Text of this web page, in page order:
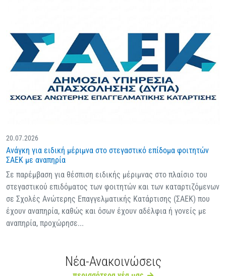
20.07.2026
Ανάγκη για ειδική μέριμνα στο στεγαστικό επίδομα φοιτητών
ΣΑΕΚ με αναπηρία
Σε παρέμβαση για θέσπιση ειδικής μέριμνας στο πλαίσιο του
στεγαστικού επιδόματος των φοιτητών και των καταρτιζόμενων
σε Σχολές Ανώτερης Επαγγελματικής Κατάρτισης (ΣΑΕΚ) που
έχουν αναπηρία, καθώς και όσων έχουν αδέλφια ή γονείς με
αναπηρία, προχώρησε...
Νέα-Ανακοινώσεις